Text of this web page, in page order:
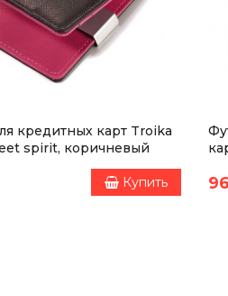
кредитных карт Troika
spirit, коричневый
Купить